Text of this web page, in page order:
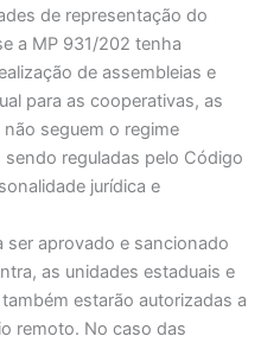
de representação do
a MP 931/202 tenha
de assembleias e
para as cooperativas, as
seguem o regime
reguladas pelo Código
jurídica e
ser aprovado e sancionado
as unidades estaduais e
estarão autorizadas a
remoto. No caso das